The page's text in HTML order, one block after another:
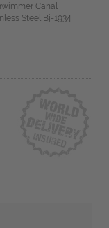
Canal
Steel Bj-1934